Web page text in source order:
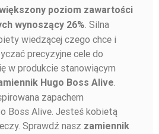
poziom zawartości
wynoszący 26%. Silna
wiedzącej czego chce i
precyzyjne cele do
w produkcie stanowiącym
Hugo Boss Alive.
zapachem
Boss Alive. Jesteś kobietą
Sprawdź nasz zamiennik